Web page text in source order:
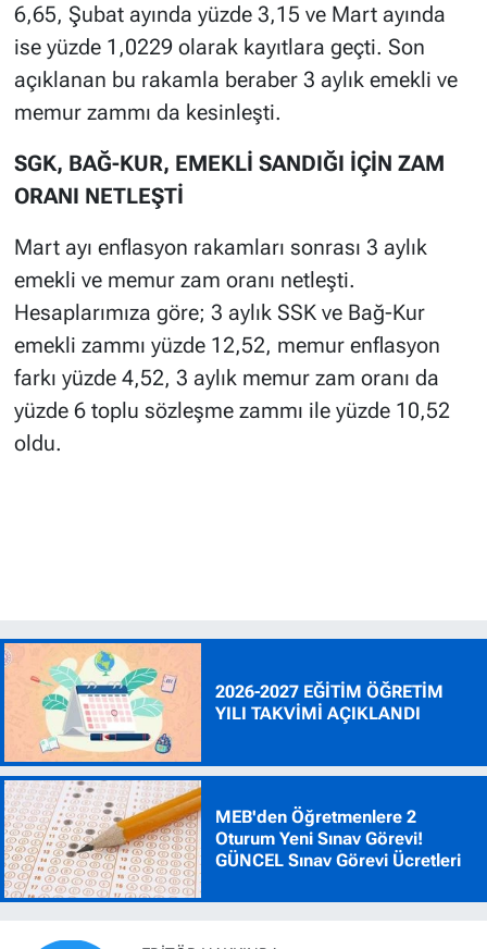
6,65, Şubat ayında yüzde 3,15 ve Mart ayında
ise yüzde 1,0229 olarak kayıtlara geçti. Son
açıklanan bu rakamla beraber 3 aylık emekli ve
memur zammı da kesinleşti.
SGK, BAĞ-KUR, EMEKLİ SANDIĞI İÇİN ZAM
ORANI NETLEŞTİ
Mart ayı enflasyon rakamları sonrası 3 aylık
emekli ve memur zam oranı netleşti.
Hesaplarımıza göre; 3 aylık SSK ve Bağ-Kur
emekli zammı yüzde 12,52, memur enflasyon
farkı yüzde 4,52, 3 aylık memur zam oranı da
yüzde 6 toplu sözleşme zammı ile yüzde 10,52
oldu.
2026-2027 EĞİTİM ÖĞRETİM
YILI TAKVİMİ AÇIKLANDI
MEB'den Öğretmenlere 2
Oturum Yeni Sınav Görevi!
GÜNCEL Sınav Görevi Ücretleri